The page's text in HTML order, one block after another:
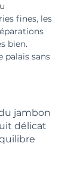
fines, les
bien.
palais sans
jambon
délicat